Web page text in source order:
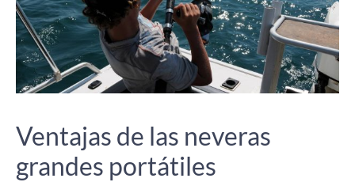
Ventajas de las neveras
grandes portátiles